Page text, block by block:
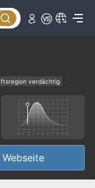
verdächtig
Webseite